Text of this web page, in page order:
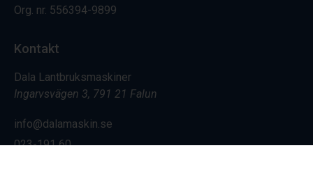
Org. nr. 556394-9899
Kontakt
Dala Lantbruksmaskiner
Ingarvsvägen 3, 791 21 Falun
info@dalamaskin.se
023-191 60